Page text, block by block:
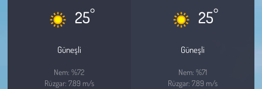
25°
Güneşli
Nem: %72
Rüzgar: 7.89 m/s
25°
Güneşli
Nem: %71
Rüzgar: 7.89 m/s